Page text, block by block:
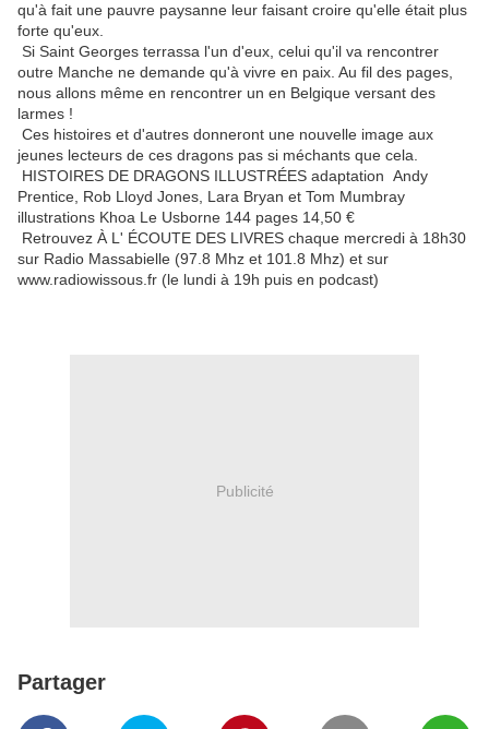
qu'à fait une pauvre paysanne leur faisant croire qu'elle était plus
forte qu'eux.
Si Saint Georges terrassa l'un d'eux, celui qu'il va rencontrer
outre Manche ne demande qu'à vivre en paix. Au fil des pages,
nous allons même en rencontrer un en Belgique versant des
larmes !
Ces histoires et d'autres donneront une nouvelle image aux
jeunes lecteurs de ces dragons pas si méchants que cela.
HISTOIRES DE DRAGONS ILLUSTRÉES adaptation Andy
Prentice, Rob Lloyd Jones, Lara Bryan et Tom Mumbray
illustrations Khoa Le Usborne 144 pages 14,50 €
Retrouvez À L' ÉCOUTE DES LIVRES chaque mercredi à 18h30
sur Radio Massabielle (97.8 Mhz et 101.8 Mhz) et sur
www.radiowissous.fr (le lundi à 19h puis en podcast)
Publicité
Partager